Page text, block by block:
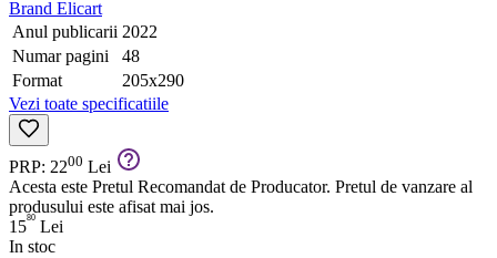
Brand Elicart
Anul publicarii 2022
Numar pagini
48
Format
205x290
Vezi toate specificatiile
PRP: 2200 Lei
Acesta este Pretul Recomandat de Producator. Pretul de vanzare al
produsului este afisat mai jos.
1580 Lei
In stoc